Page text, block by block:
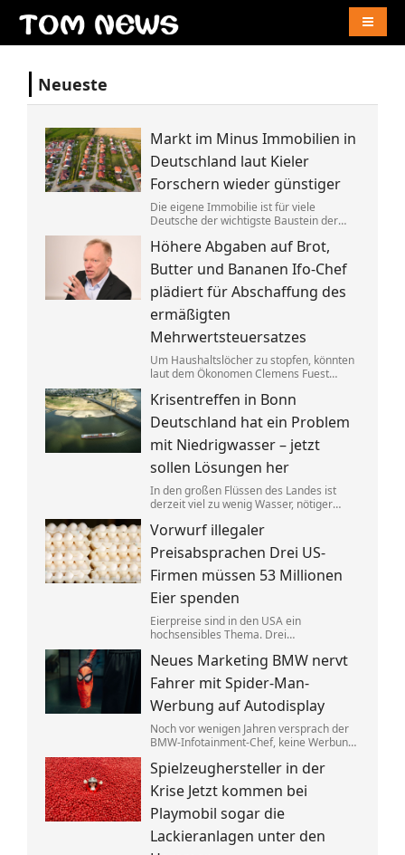
Neueste
Markt im Minus Immobilien in
Deutschland laut Kieler
Forschern wieder günstiger
Die eigene Immobilie ist für viele
Deutsche der wichtigste Baustein der
Inflation und Kaufkraft sind
Wohnimmobilien laut einer Studie heute
aber weniger wert als vor einem Jahr.
Höhere Abgaben auf Brot,
Butter und Bananen Ifo-Chef
plädiert für Abschaffung des
ermäßigten
Mehrwertsteuersatzes
Um Haushaltslöcher zu stopfen, könnten
laut dem Ökonomen Clemens Fuest
bezahlen. Bedürftige sollten dagegen an
anderer Stelle gezielt entlastet werden.
Krisentreffen in Bonn
Deutschland hat ein Problem
mit Niedrigwasser – jetzt
sollen Lösungen her
In den großen Flüssen des Landes ist
derzeit viel zu wenig Wasser, nötiger
Steffen Bilger lädt nun zum
Krisengespräch. Industrie- und
Schifffahrtsverbände haben vorab klare
Forderungen.
Vorwurf illegaler
Preisabsprachen Drei US-
Firmen müssen 53 Millionen
Eier spenden
Eierpreise sind in den USA ein
hochsensibles Thema. Drei
sich dabei illegalerweise abgesprochen
zu haben. Sie einigten sich mit der Justiz –
und liefern jetzt im großen Stil.
Neues Marketing BMW nervt
Fahrer mit Spider-Man-
Werbung auf Autodisplay
Noch vor wenigen Jahren versprach der
BMW-Infotainment-Chef, keine Werbung
bestimmte Modelle einen Clip für einen
neuen Film. BMW sagt, das sei gar keine
Werbung.
Spielzeughersteller in der
Krise Jetzt kommen bei
Playmobil sogar die
Lackieranlagen unter den